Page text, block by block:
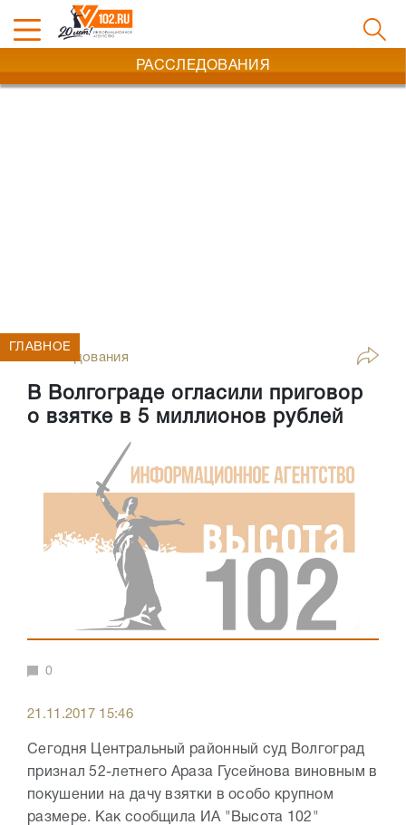
РАССЛЕДОВАНИЯ
Расследования
В Волгограде огласили приговор
о взятке в 5 миллионов рублей
ГЛАВНОЕ
0
21.11.2017 15:46
Сегодня Центральный районный суд Волгоград
признал 52-летнего Араза Гусейнова виновным в
покушении на дачу взятки в особо крупном
размере. Как сообщила ИА "Высота 102"